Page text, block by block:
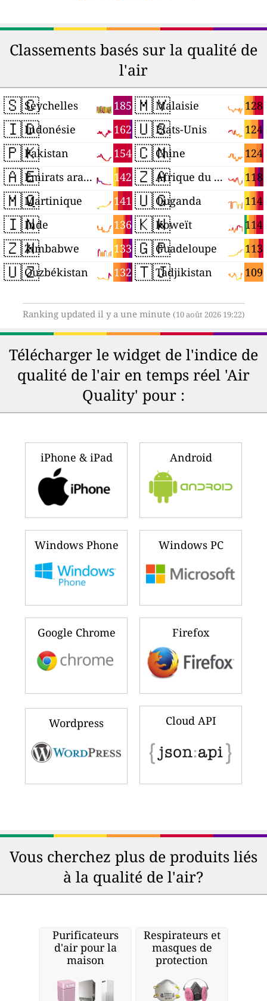
Classements basés sur la qualité de
l'air
🇸🇨 185
Seychelles
🇮🇩 162
Indonésie
🇵🇰 154
Pakistan
🇦🇪 142
Émirats arabes unis
🇲🇶 141
Martinique
🇮🇳 136
Inde
🇿🇼 133
Zimbabwe
🇺🇿 132
Ouzbékistan
🇲🇾 128
Malaisie
🇺🇸 124
États-Unis
🇨🇳 124
Chine
🇿🇦 118
Afrique du Sud
🇺🇬 114
Ouganda
🇰🇼 114
Koweït
🇬🇵 113
Guadeloupe
🇹🇯 109
Tadjikistan
Ranking updated il y a une minute (10 août 2026 19:22)
Télécharger le widget de l'indice de
qualité de l'air en temps réel 'Air
Quality' pour :
iPhone & iPad Android
Windows Phone Windows PC
Google Chrome Firefox
Wordpress Cloud API
Vous cherchez plus de produits liés
à la qualité de l'air?
Purificateurs
d'air pour la
maison
Respirateurs et
masques de
protection